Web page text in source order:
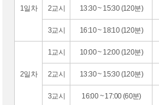
1일차 2교시 13:30 ~ 15:30 (120분)
3교시 16:10 ~ 18:10 (120분)
2일차
1교시 10:00 ~ 12:00 (120분)
2교시 13:30 ~ 15:30 (120분)
3교시 16:00 ~ 17:00 (60분)